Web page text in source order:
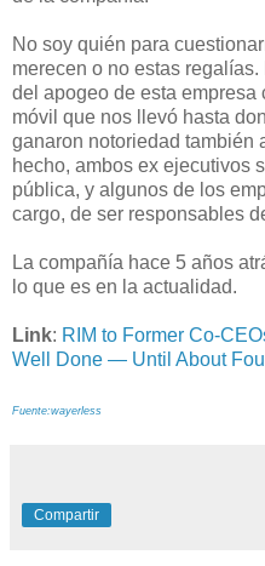
No soy quién para
merecen o no estas
del apogeo de esta
móvil que nos llevó hasta
ganaron notoriedad también
hecho, ambos ex ejecutivos
pública, y algunos de los
cargo, de ser responsables
La compañía hace 5 años
lo que es en la actualidad.
Link: RIM to Former Co-
Well Done — Until About
Fuente:wayerless
Compartir